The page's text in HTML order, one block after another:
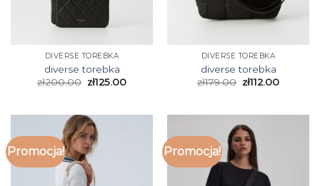
DIVERSE TOREBKA
diverse torebka
zł200.00 zł125.00
DIVERSE TOREBKA
diverse torebka
zł179.00 zł112.00
Promocja! Promocja!